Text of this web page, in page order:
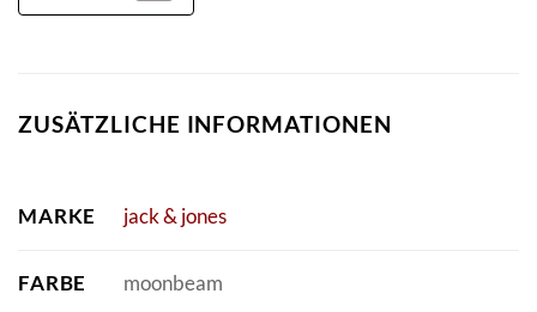
ZUSÄTZLICHE INFORMATIONEN
MARKE jack & jones
FARBE moonbeam